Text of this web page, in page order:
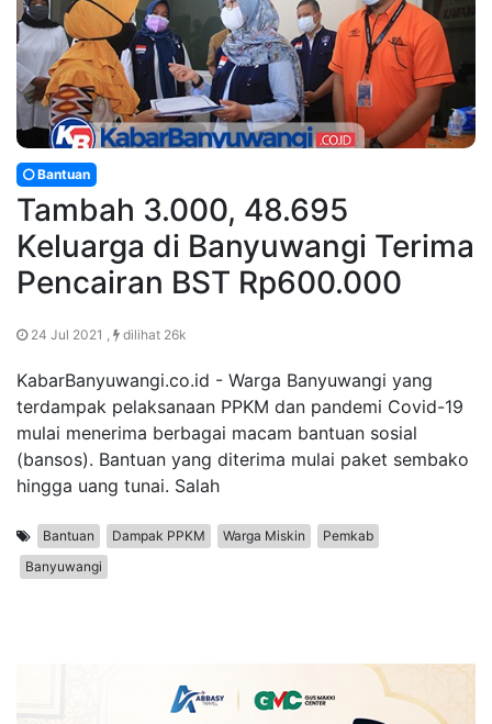
Bantuan
Tambah 3.000, 48.695
Keluarga di Banyuwangi Terima
Pencairan BST Rp600.000
24 Jul 2021 , dilihat 26k
KabarBanyuwangi.co.id - Warga Banyuwangi yang
terdampak pelaksanaan PPKM dan pandemi Covid-19
mulai menerima berbagai macam bantuan sosial
(bansos). Bantuan yang diterima mulai paket sembako
hingga uang tunai. Salah
Bantuan Dampak PPKM Warga Miskin
Pemkab
Banyuwangi